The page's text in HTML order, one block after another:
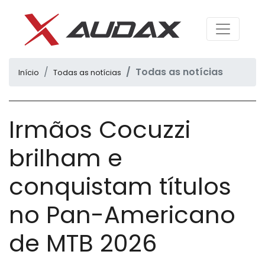
Início Todas as notícias Todas as notícias
Irmãos Cocuzzi
brilham e
conquistam títulos
no Pan-Americano
de MTB 2026